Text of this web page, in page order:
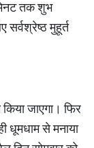
तक शुभ
सर्वश्रेष्ठ मुहूर्त
जाएगा। फिर
धूमधाम से मनाया